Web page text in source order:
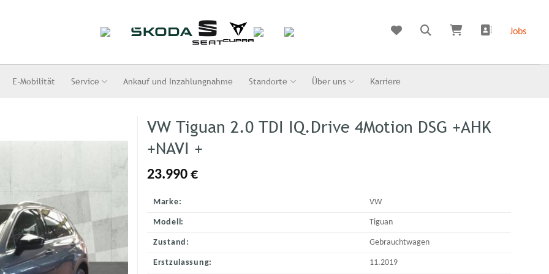
Jobs
E-Mobilität Service Ankauf und Inzahlungnahme Standorte Über uns Karriere
VW Tiguan 2.0 TDI IQ.Drive 4Motion DSG +AHK
+NAVI +
23.990 €
Marke: VW
Modell: Tiguan
Zustand: Gebrauchtwagen
Erstzulassung: 11.2019